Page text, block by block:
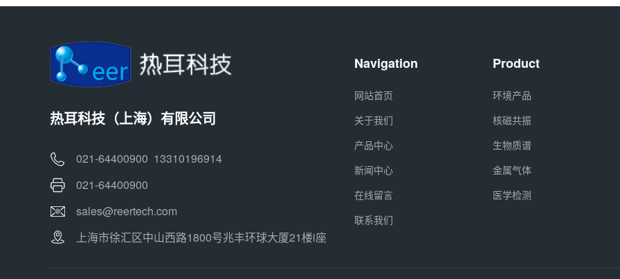
热耳科技（上海）有限公司
021-64400900 13310196914
021-64400900
sales@reertech.com
上海市徐汇区中山西路1800号兆丰环球大厦21楼i座
Navigation
网站首页
关于我们
产品中心
新闻中心
在线留言
联系我们
Product
环境产品
核磁共振
生物质谱
金属气体
医学检测